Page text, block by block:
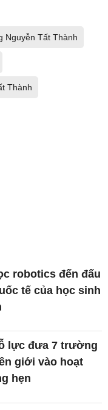
Nguyễn Tất Thành
Thành
robotics đến đấu
tế của học sinh
lực đưa 7 trường
giới vào hoạt
hẹn